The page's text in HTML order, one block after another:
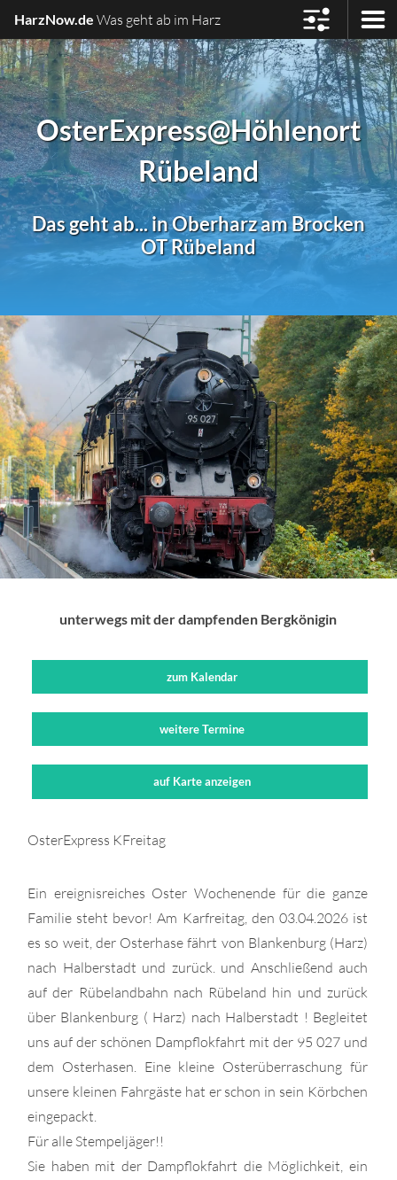
HarzNow.de Was geht ab im Harz
OsterExpress@Höhlenort
Rübeland
Das geht ab... in Oberharz am Brocken
OT Rübeland
unterwegs mit der dampfenden Bergkönigin
zum Kalendar
weitere Termine
auf Karte anzeigen
OsterExpress KFreitag
Ein ereignisreiches Oster Wochenende für die ganze
Familie steht bevor! Am Karfreitag, den 03.04.2026 ist
es so weit, der Osterhase fährt von Blankenburg (Harz)
nach Halberstadt und zurück. und Anschließend auch
auf der Rübelandbahn nach Rübeland hin und zurück
über Blankenburg ( Harz) nach Halberstadt ! Begleitet
uns auf der schönen Dampflokfahrt mit der 95 027 und
dem Osterhasen. Eine kleine Osterüberraschung für
unsere kleinen Fahrgäste hat er schon in sein Körbchen
eingepackt.
Für alle Stempeljäger!!
Sie haben mit der Dampflokfahrt die Möglichkeit, ein